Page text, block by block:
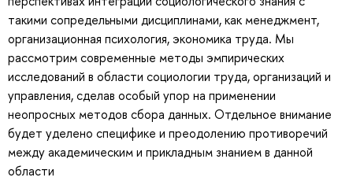
такими сопредельными дисциплинами, как менеджмент,
организационная психология, экономика труда. Мы
рассмотрим современные методы эмпирических
исследований в области социологии труда, организаций и
управления, сделав особый упор на применении
неопросных методов сбора данных. Отдельное внимание
будет уделено специфике и преодолению противоречий
между академическим и прикладным знанием в данной
области